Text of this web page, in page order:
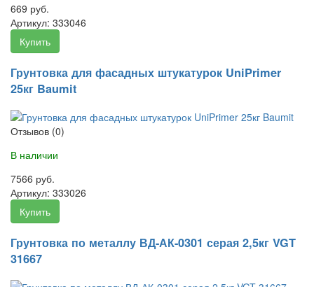
669 руб.
Артикул: 333046
Купить
Грунтовка для фасадных штукатурок UniPrimer
25кг Baumit
Отзывов (0)
В наличии
7566 руб.
Артикул: 333026
Купить
Грунтовка по металлу ВД-АК-0301 серая 2,5кг VGT
31667